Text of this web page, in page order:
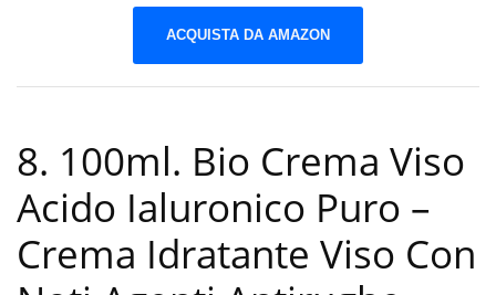
ACQUISTA DA AMAZON
8. 100ml. Bio Crema Viso
Acido Ialuronico Puro –
Crema Idratante Viso Con